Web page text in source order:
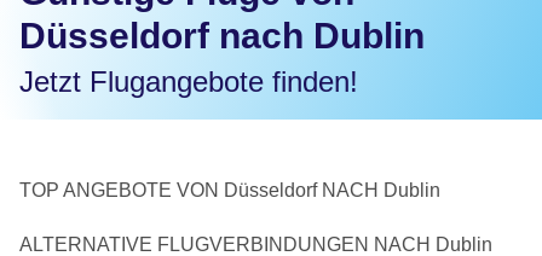
Düsseldorf nach Dublin
Jetzt Flugangebote finden!
TOP ANGEBOTE VON Düsseldorf NACH Dublin
ALTERNATIVE FLUGVERBINDUNGEN NACH Dublin